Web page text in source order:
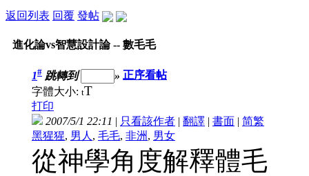
返回列表 回覆 發帖
進化論vs智慧設計論 -- 數毛毛
1# 跳轉到 » 正序看帖
字體大小: tT
打印
2007/5/1 22:11 | 只看該作者 | 翻譯 | 書面 | 简繁
黑猩猩, 男人 , 毛毛, 非洲 , 男女
從神學角度解釋體毛